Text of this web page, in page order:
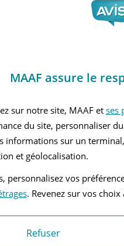
2001 Diesel
satisfait de ma Mercedes-
sécurisante
MAAF assure le
sur notre site, MAAF et ses
du site, personnaliser
informations sur un
et géolocalisation.
personnalisez vos
. Revenez sur vos
Refuser